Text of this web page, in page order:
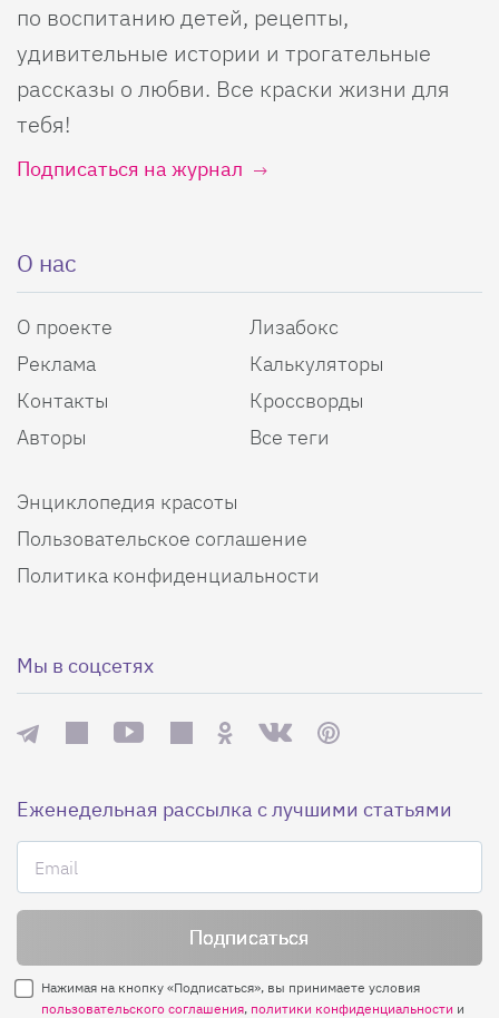
по воспитанию детей, рецепты,
удивительные истории и трогательные
рассказы о любви. Все краски жизни для
тебя!
Подписаться на журнал
О нас
О проекте
Реклама
Контакты
Авторы
Лизабокс
Калькуляторы
Кроссворды
Все теги
Энциклопедия красоты
Пользовательское соглашение
Политика конфиденциальности
Мы в соцсетях
Еженедельная рассылка с лучшими статьями
Нажимая на кнопку «Подписаться», вы принимаете условия
пользовательского соглашения, политики конфиденциальности и